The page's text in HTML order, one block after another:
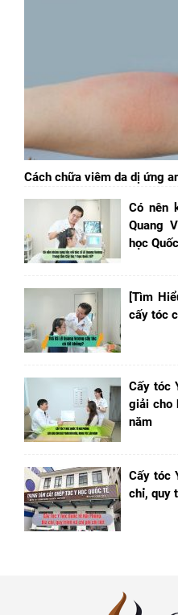
Cách chữa viêm da dị ứng
Có nên
Quang
học
[Tìm
cấy tóc
Cấy tóc
giải cho
năm
Cấy tóc
chỉ, quy